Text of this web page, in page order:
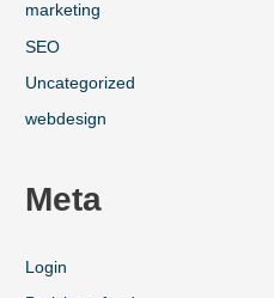
marketing
SEO
Uncategorized
webdesign
Meta
Login